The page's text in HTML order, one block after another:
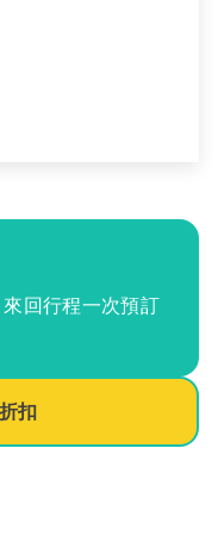
回行程一次預訂
扣